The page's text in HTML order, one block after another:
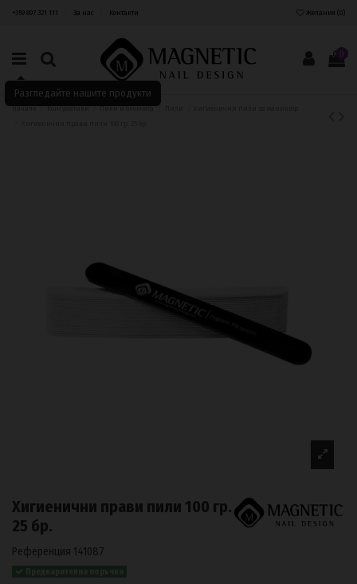
+359 897 321 111 За нас Контакти Желания (0)
Разгледайте нашите продукти
0
Начало Консумативи Пили и блокчета
Хигиенични прави пили 100 гр.
25 бр.
Референция 141087